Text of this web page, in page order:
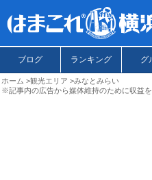
ブログ ランキング グ
ホーム 観光エリア
みなとみらい
※記事内の広告から媒体維持のために収益